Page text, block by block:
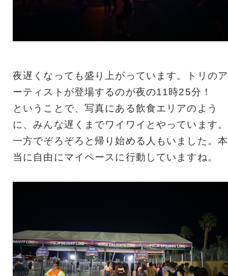
夜遅くなっても盛り上がっています。トリのア
ーティストが登場するのが夜の11時25分！
ということで、写真にある飲食エリアのよう
に、みんな遅くまでワイワイとやっています。
一方でぞろぞろと帰り始める人もいました。本
当に自由にマイペースに行動していますね。